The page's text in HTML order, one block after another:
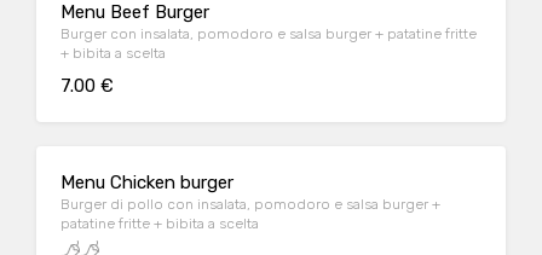
Menu Beef Burger
Burger con insalata, pomodoro e salsa burger + patatine fritte
+ bibita a scelta
7.00 €
Menu Chicken burger
Burger di pollo con insalata, pomodoro e salsa burger +
patatine fritte + bibita a scelta